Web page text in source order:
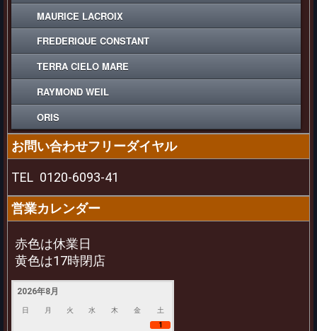
MAURICE LACROIX
FREDERIQUE CONSTANT
TERRA CIELO MARE
RAYMOND WEIL
ORIS
お問い合わせフリーダイヤル
TEL 0120-6093-41
営業カレンダー
赤色は休業日
黄色は17時閉店
2026年8月
日 月 火 水 木 金
土
1